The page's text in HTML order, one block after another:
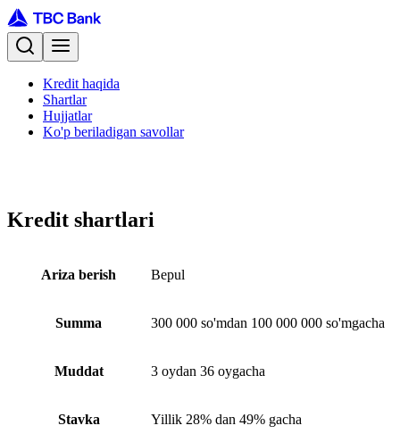
Kredit haqida
Shartlar
Hujjatlar
Ko'p beriladigan savollar
Kredit shartlari
Ariza berish Bepul
Summa 300 000 so'mdan 100 000 000 so'mgacha
Muddat 3 oydan 36 oygacha
Stavka Yillik 28% dan 49% gacha